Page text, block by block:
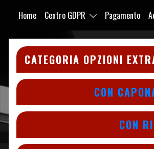
Purabrace
Home Centro GDPR Pagamento
CATEGORIA OPZIONI
CON
CON